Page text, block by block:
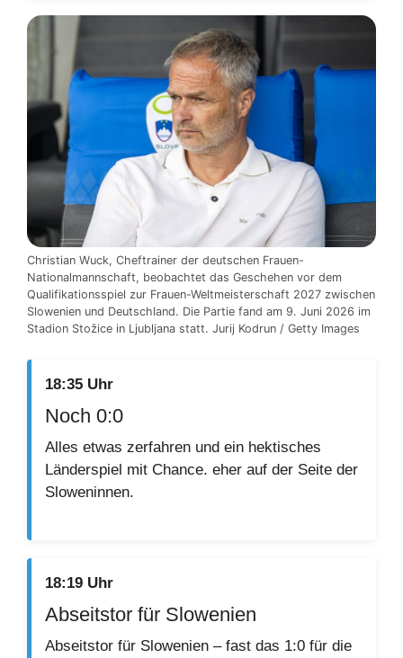
Christian Wuck, Cheftrainer der deutschen Frauen-
Nationalmannschaft, beobachtet das Geschehen vor dem
Qualifikationsspiel zur Frauen-Weltmeisterschaft 2027 zwischen
Slowenien und Deutschland. Die Partie fand am 9. Juni 2026 im
Stadion Stožice in Ljubljana statt. Jurij Kodrun / Getty Images
18:35 Uhr
Noch 0:0
Alles etwas zerfahren und ein hektisches
Länderspiel mit Chance. eher auf der Seite der
Sloweninnen.
18:19 Uhr
Abseitstor für Slowenien
Abseitstor für Slowenien – fast das 1:0 für die